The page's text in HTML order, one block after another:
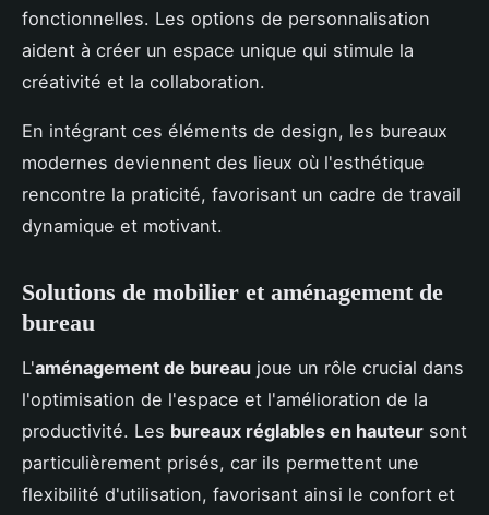
fonctionnelles. Les options de personnalisation
aident à créer un espace unique qui stimule la
créativité et la collaboration.
En intégrant ces éléments de design, les bureaux
modernes deviennent des lieux où l'esthétique
rencontre la praticité, favorisant un cadre de travail
dynamique et motivant.
Solutions de mobilier et aménagement de
bureau
L'aménagement de bureau joue un rôle crucial dans
l'optimisation de l'espace et l'amélioration de la
productivité. Les bureaux réglables en hauteur sont
particulièrement prisés, car ils permettent une
flexibilité d'utilisation, favorisant ainsi le confort et